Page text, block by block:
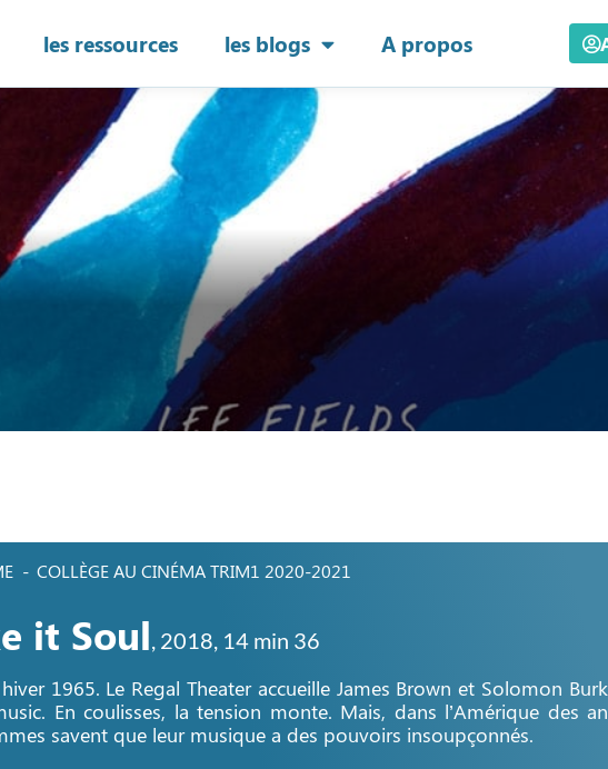
les ressources les blogs A propos
COLLÈGE AU CINÉMA TRIM1 2020-2021
it Soul, 2018, 14 min 36
1965. Le Regal Theater accueille James Brown et Solomon
En coulisses, la tension monte. Mais, dans l’Amérique des
savent que leur musique a des pouvoirs insoupçonnés.